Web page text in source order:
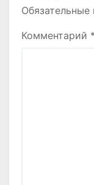
Комментарий *